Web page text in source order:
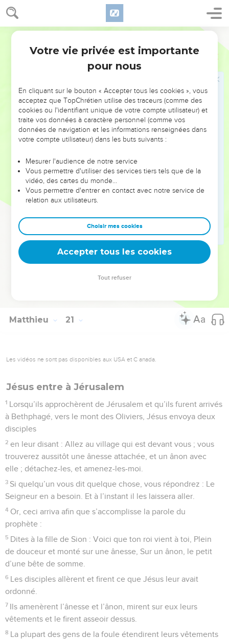
Matthieu 20
esclave.
C’est ainsi que le Fils de l’homme est venu, non pour être
servi, mais pour servir et donner sa vie en rançon pour
beaucoup.
Jésus guérit deux aveugles
Lorsqu’ils sortirent de Jéricho, une grande foule suivit
Jésus.
Or, deux aveugles assis au bord du chemin entendirent
que Jésus passait et crièrent : Aie pitié de nous, Seigneur,
Fils de David.
La foule leur faisait des reproches, pour les faire taire, mais
ils crièrent plus fort : Aie pitié de nous, Seigneur, Fils de
David.
Jésus s’arrêta, les appela et dit : Que voulez-vous que je
Ils lui dirent : Seigneur, que nos yeux s’ouvrent.
Saisi de compassion, Jésus toucha leurs yeux ; et aussitôt
ils recouvrèrent la vue et le suivirent.
© Société biblique française – Bibli’O, 1978, avec autorisation. Pour vous procurer
Matthieu 21
Les vidéos ne sont pas disponibles aux USA et C anada.
Jésus entre à Jérusalem
1 Lorsqu’ils approchèrent de Jérusalem et qu’ils furent arrivés
à Bethphagé, vers le mont des Oliviers, Jésus envoya deux
disciples
2 en leur disant : Allez au village qui est devant vous ; vous
trouverez aussitôt une ânesse attachée, et un ânon avec
elle ; détachez-les, et amenez-les-moi.
3 Si quelqu’un vous dit quelque chose, vous répondrez : Le
Seigneur en a besoin. Et à l’instant il les laissera aller.
4 Or, ceci arriva afin que s’accomplisse la parole du
prophète :
5 Dites à la fille de Sion : Voici que ton roi vient à toi, Plein
de douceur et monté sur une ânesse, Sur un ânon, le petit
d’une bête de somme.
6 Les disciples allèrent et firent ce que Jésus leur avait
ordonné.
7 Ils amenèrent l’ânesse et l’ânon, mirent sur eux leurs
vêtements et le firent asseoir dessus.
8 La plupart des gens de la foule étendirent leurs vêtements
Votre vie privée est importante
pour nous
En cliquant sur le bouton « Accepter tous les cookies », vous
acceptez que TopChrétien utilise des traceurs (comme des
cookies ou l'identifiant unique de votre compte utilisateur) et
traite vos données à caractère personnel (comme vos
données de navigation et les informations renseignées dans
votre compte utilisateur) dans les buts suivants :
Mesurer l'audience de notre service
Vous permettre d'utiliser des services tiers tels que de la
vidéo, des cartes du monde…
Vous permettre d'entrer en contact avec notre service de
relation aux utilisateurs.
Choisir mes cookies
Accepter tous les cookies
Tout refuser